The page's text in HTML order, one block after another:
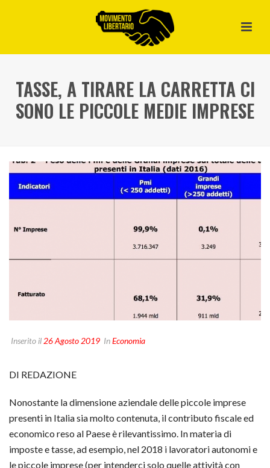
TASSE, A TIRARE LA CARRETTA CI
SONO LE PICCOLE MEDIE IMPRESE
Inserito il 26 Agosto 2019 InEconomia
DI REDAZIONE
Nonostante la dimensione aziendale delle piccole imprese
presenti in Italia sia molto contenuta, il contributo fiscale ed
economico reso al Paese è rilevantissimo. In materia di
imposte e tasse, ad esempio, nel 2018 i lavoratori autonomi e
le piccole imprese (per intenderci solo quelle attività con